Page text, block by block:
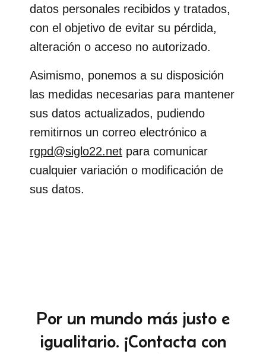
datos personales recibidos y tratados,
con el objetivo de evitar su pérdida,
alteración o acceso no autorizado.
Asimismo, ponemos a su disposición
las medidas necesarias para mantener
sus datos actualizados, pudiendo
remitirnos un correo electrónico a
rgpd@siglo22.net para comunicar
cualquier variación o modificación de
sus datos.
Por un mundo más justo e
igualitario. ¡Contacta con